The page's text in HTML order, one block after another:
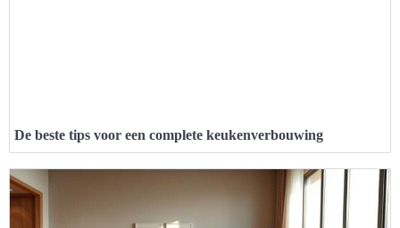
De beste tips voor een complete keukenverbouwing